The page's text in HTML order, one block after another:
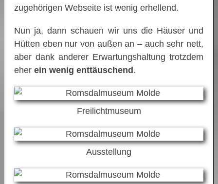
zugehörigen Webseite ist wenig erhellend.
Nun ja, dann schauen wir uns die Häuser und
Hütten eben nur von außen an – auch sehr nett,
aber dank anderer Erwartungshaltung trotzdem
eher ein wenig enttäuschend.
Freilichtmuseum
Ausstellung